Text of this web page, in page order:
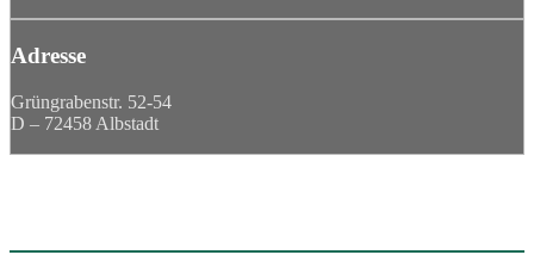
Adresse
Grüngrabenstr. 52-54
D – 72458 Albstadt